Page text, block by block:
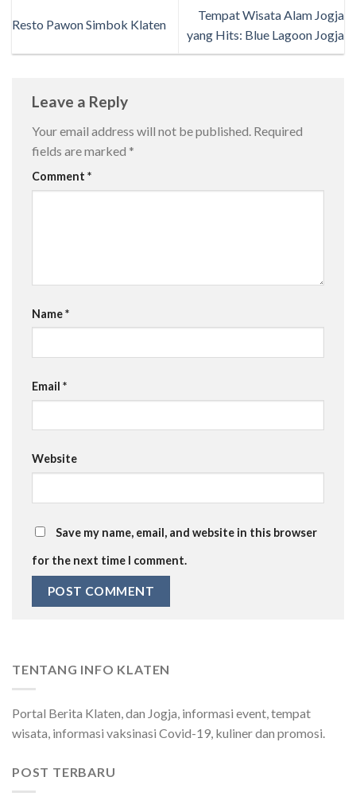
Resto Pawon Simbok Klaten
Tempat Wisata Alam Jogja
yang Hits: Blue Lagoon Jogja
Leave a Reply
Your email address will not be published. Required
fields are marked *
Comment *
Name*
Email *
Website
Save my name, email, and website in this browser
for the next time I comment.
TENTANG INFO KLATEN
Portal Berita Klaten, dan Jogja, informasi event, tempat
wisata, informasi vaksinasi Covid-19, kuliner dan promosi.
POST TERBARU